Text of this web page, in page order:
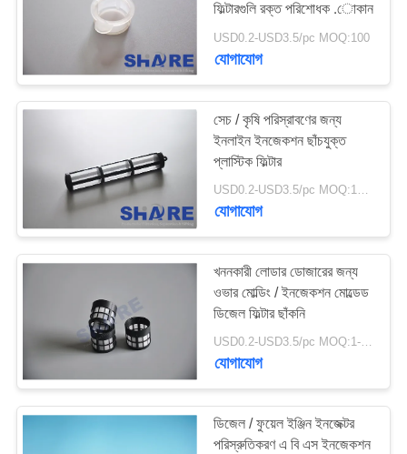
আমাদের
সম্বন্ধে
পরিদর্শন
গুণমান
নিয়ন্ত্রণ
আমাদের
সাথে
যোগাযোগ
করুন
ফিল্টারগুলি রক্ত ​​পরিশোধক .োকান
USD0.2-USD3.5/pc MOQ:100
যোগাযোগ
সেচ / কৃষি পরিস্রাবণের জন্য
ইনলাইন ইনজেকশন ছাঁচযুক্ত
প্লাস্টিক ফিল্টার
USD0.2-USD3.5/pc MOQ:100PCS
যোগাযোগ
খননকারী লোডার ডোজারের জন্য
ওভার মোল্ডিং / ইনজেকশন মোল্ডেড
ডিজেল ফিল্টার ছাঁকনি
USD0.2-USD3.5/pc MOQ:1-10000000
যোগাযোগ
ডিজেল / ফুয়েল ইঞ্জিন ইনজেক্টর
পরিস্রুতিকরণ এ বি এস ইনজেকশন